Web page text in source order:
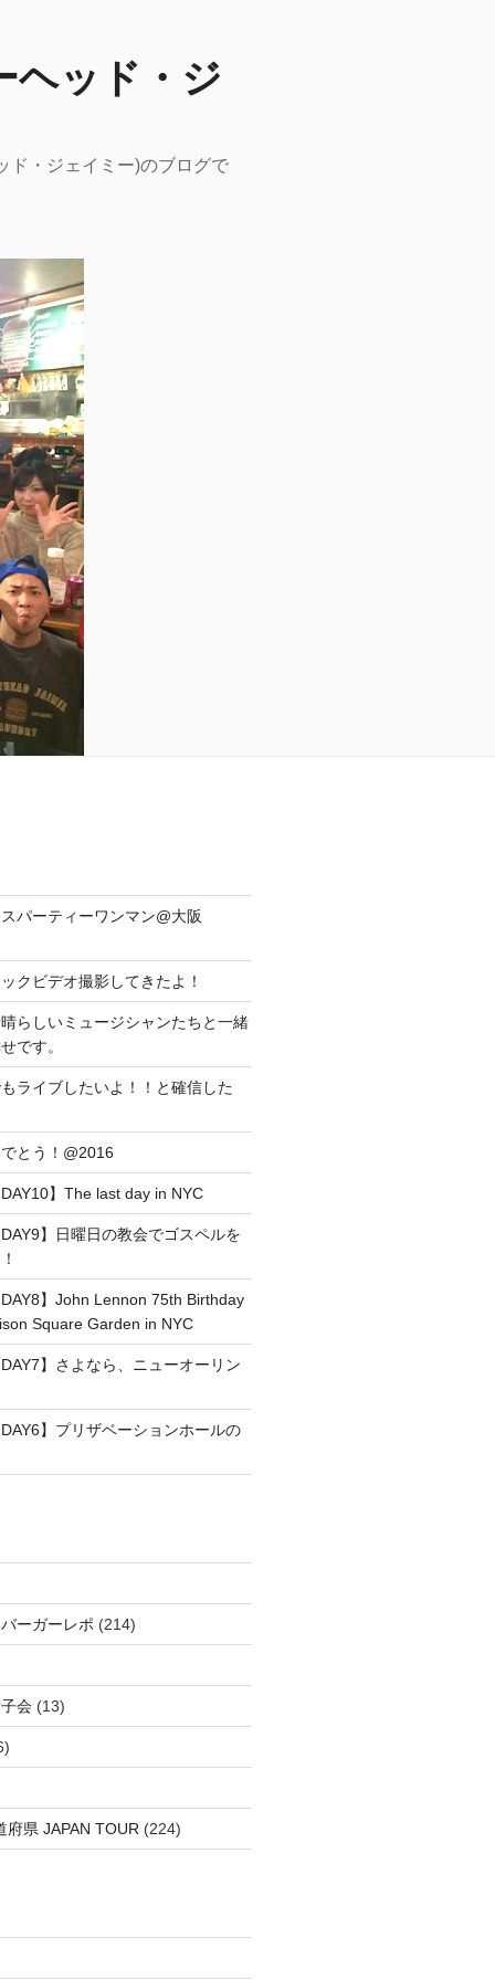
ヘッド・ジ
ド・ジェイミー)のブログで
パーティーワンマン@大阪
クビデオ撮影してきたよ！
らしいミュージシャンたちと一緒
です。
ライブしたいよ！！と確信した
とう！@2016
】The last day in NYC
】日曜日の教会でゴスペルを
】John Lennon 75th Birthday
Square Garden in NYC
】さよなら、ニューオーリン
】プリザベーションホールの
ーガーレポ (214)
会(13)
府県 JAPAN TOUR (224)